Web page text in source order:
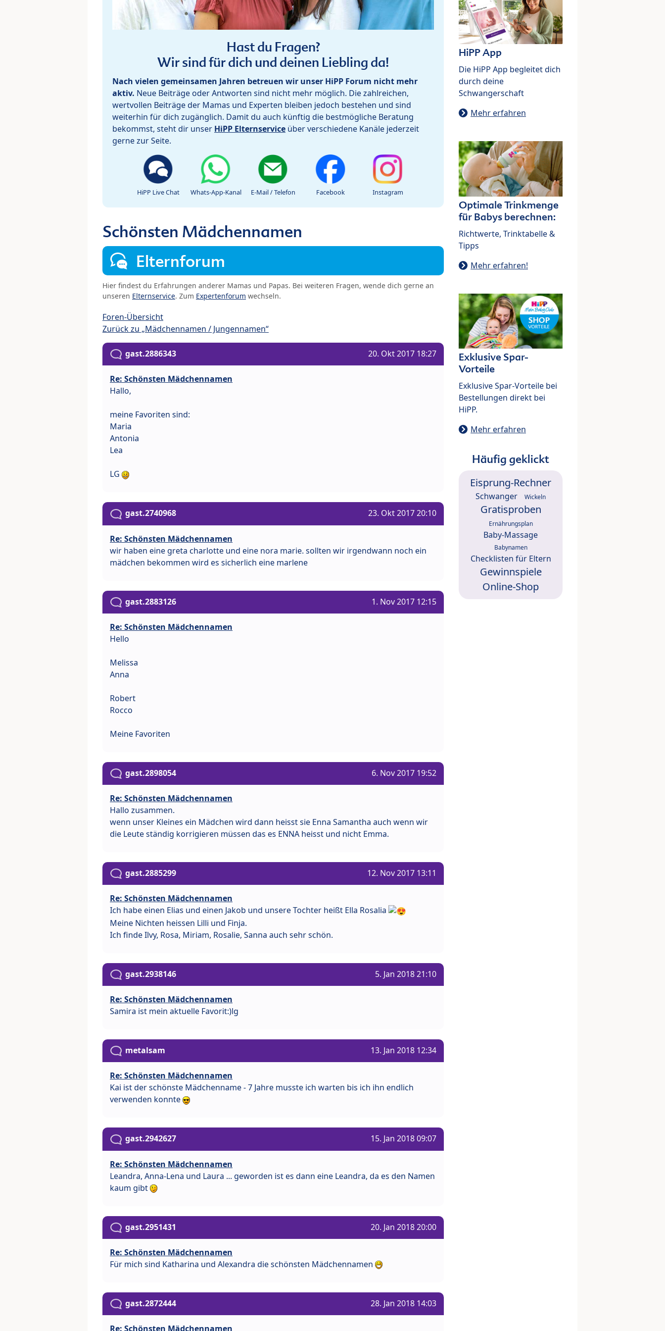
Hast du Fragen?
Wir sind für dich und deinen Liebling da!
Nach vielen gemeinsamen Jahren betreuen wir unser HiPP Forum nicht mehr
aktiv. Neue Beiträge oder Antworten sind nicht mehr möglich. Die zahlreichen,
wertvollen Beiträge der Mamas und Experten bleiben jedoch bestehen und sind
weiterhin für dich zugänglich. Damit du auch künftig die bestmögliche Beratung
bekommst, steht dir unser HiPP Elternservice über verschiedene Kanäle jederzeit
gerne zur Seite.
HiPP Live Chat Whats-App-Kanal E-Mail / Telefon Facebook Instagram
Schönsten Mädchennamen
Elternforum
Hier findest du Erfahrungen anderer Mamas und Papas. Bei weiteren Fragen, wende dich gerne an
unseren Elternservice. Zum Expertenforum wechseln.
Foren-Übersicht
Zurück zu „Mädchennamen / Jungennamen“
gast.2886343 20. Okt 2017 18:27
Re: Schönsten Mädchennamen
Hallo,
meine Favoriten sind:
Maria
Antonia
Lea
LG
gast.2740968 23. Okt 2017 20:10
Re: Schönsten Mädchennamen
wir haben eine greta charlotte und eine nora marie. sollten wir irgendwann noch ein
mädchen bekommen wird es sicherlich eine marlene
gast.2883126 1. Nov 2017 12:15
Re: Schönsten Mädchennamen
Hello
Melissa
Anna
Robert
Rocco
Meine Favoriten
gast.2898054 6. Nov 2017 19:52
Re: Schönsten Mädchennamen
Hallo zusammen.
wenn unser Kleines ein Mädchen wird dann heisst sie Enna Samantha auch wenn wir
die Leute ständig korrigieren müssen das es ENNA heisst und nicht Emma.
gast.2885299 12. Nov 2017 13:11
Re: Schönsten Mädchennamen
Ich habe einen Elias und einen Jakob und unsere Tochter heißt Ella Rosalia
Meine Nichten heissen Lilli und Finja.
Ich finde Ilvy, Rosa, Miriam, Rosalie, Sanna auch sehr schön.
gast.2938146 5. Jan 2018 21:10
Re: Schönsten Mädchennamen
Samira ist mein aktuelle Favorit:)lg
metalsam 13. Jan 2018 12:34
Re: Schönsten Mädchennamen
Kai ist der schönste Mädchenname - 7 Jahre musste ich warten bis ich ihn endlich
verwenden konnte
gast.2942627 15. Jan 2018 09:07
Re: Schönsten Mädchennamen
Leandra, Anna-Lena und Laura ... geworden ist es dann eine Leandra, da es den Namen
kaum gibt
gast.2951431 20. Jan 2018 20:00
Re: Schönsten Mädchennamen
Für mich sind Katharina und Alexandra die schönsten Mädchennamen
gast.2872444 28. Jan 2018 14:03
Re: Schönsten Mädchennamen
HiPP App
Die HiPP App begleitet dich
durch deine
Schwangerschaft
Mehr erfahren
Optimale Trinkmenge
für Babys berechnen:
Richtwerte, Trinktabelle &
Tipps
Mehr erfahren!
Exklusive Spar-
Vorteile
Exklusive Spar-Vorteile bei
Bestellungen direkt bei
HiPP.
Mehr erfahren
Häufig geklickt
Eisprung-Rechner
Schwanger Wickeln
Gratisproben
Ernährungsplan
Baby-Massage
Babynamen
Checklisten für Eltern
Gewinnspiele
Online-Shop